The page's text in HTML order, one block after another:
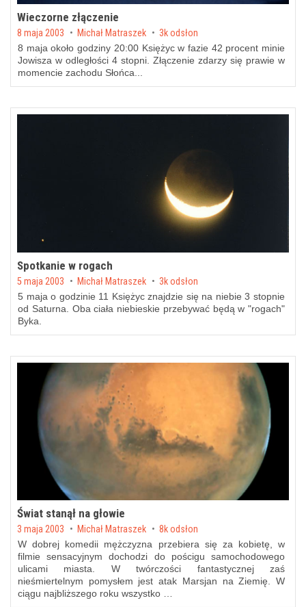
Wieczorne złączenie
Posted on
8 maja 2003 by Michał Matraszek 3k odsłon
8 maja około godziny 20:00 Księżyc w fazie 42 procent minie
Jowisza w odległości 4 stopni. Złączenie zdarzy się prawie w
momencie zachodu Słońca...
Spotkanie w rogach
Posted on
5 maja 2003 by Michał Matraszek 3k odsłon
5 maja o godzinie 11 Księżyc znajdzie się na niebie 3 stopnie
od Saturna. Oba ciała niebieskie przebywać będą w "rogach"
Byka.
Świat stanął na głowie
Posted on
3 maja 2003 by Michał Matraszek 8k odsłon
W dobrej komedii mężczyzna przebiera się za kobietę, w
filmie sensacyjnym dochodzi do pościgu samochodowego
ulicami miasta. W twórczości fantastycznej zaś
nieśmiertelnym pomysłem jest atak Marsjan na Ziemię. W
ciągu najbliższego roku wszystko …